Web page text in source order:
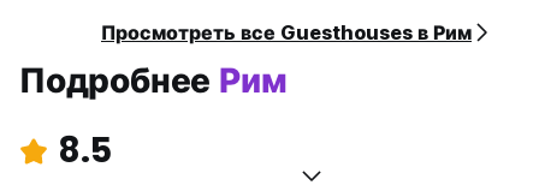
Просмотреть все Guesthouses в Рим
Подробнее Рим
8.5